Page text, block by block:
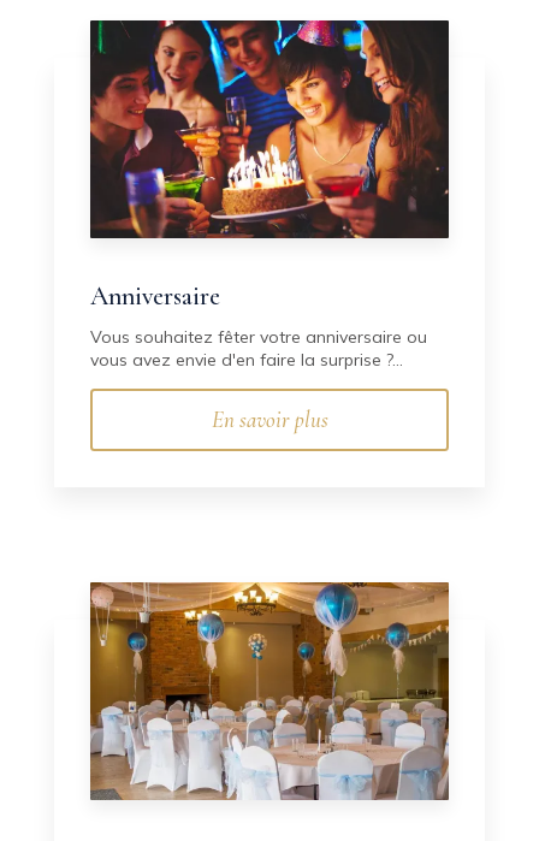
Anniversaire
Vous souhaitez fêter votre anniversaire ou
vous avez envie d'en faire la surprise ?...
En savoir plus